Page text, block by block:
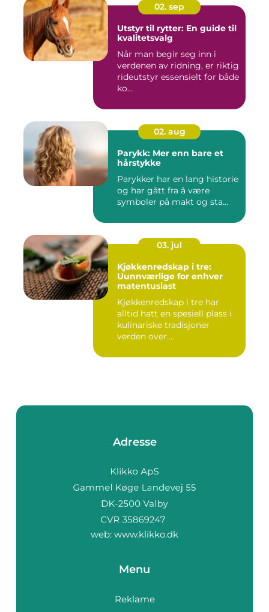
02. sep
Utstyr til rytter: En guide til
kvalitetsvalg
Når man begir seg inn i
verdenen av ridning, er riktig
rideutstyr essensielt for både
ko...
02. aug
Parykk: Mer enn bare et
hårstykke
Parykker har en lang historie
og har gått fra å være
symboler på makt og sta...
03. jul
Kjøkkenredskap i tre:
Uunnværlige for enhver
matentusiast
Kjøkkenredskap i tre har
alltid hatt en spesiell plass i
kulinariske tradisjoner
verden over....
Adresse
web: www.klikko.dk
Menu
Reklame